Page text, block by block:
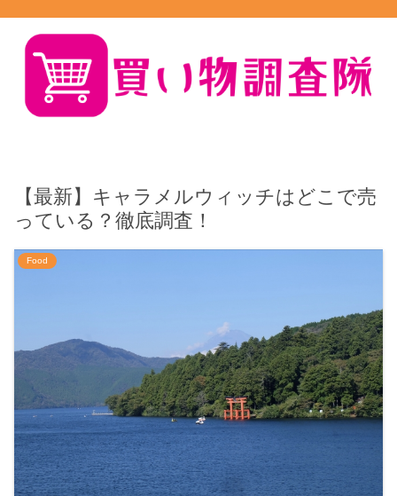
【最新】キャラメルウィッチはどこで売
っている？徹底調査！
Food